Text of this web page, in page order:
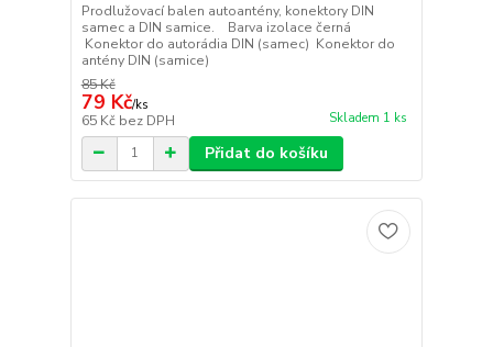
Prodlužovací balen autoantény, konektory DIN
samec a DIN samice. Barva izolace černá
Konektor do autorádia DIN (samec) Konektor do
antény DIN (samice)
85 Kč
79 Kč/ks
65 Kč bez DPH Skladem 1 ks
Přidat do košíku